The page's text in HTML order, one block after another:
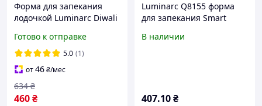
Форма для запекания
лодочкой Luminarc Diwali
Готово к отправке
5.0 (1)
от46₴/мес
460₴
634 ₴
Luminarc Q8155 форма
для запекания Smart
прямоугольная
В наличии
407.10₴